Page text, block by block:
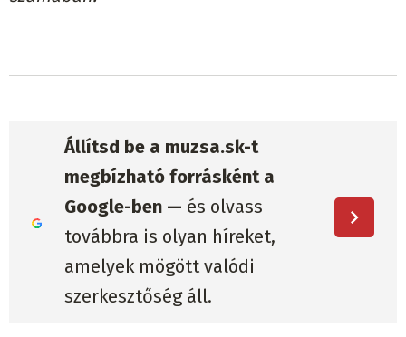
Állítsd be a muzsa.sk-t
megbízható forrásként a
Google-ben — és olvass
továbbra is olyan híreket,
amelyek mögött valódi
szerkesztőség áll.